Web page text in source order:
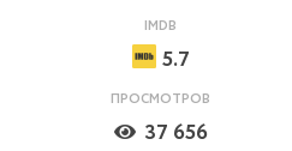
IMDB
5.7
ПРОСМОТРОВ
37 656